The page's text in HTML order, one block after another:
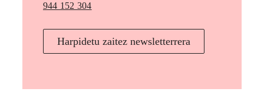
944 152 304
Harpidetu zaitez newsletterrera